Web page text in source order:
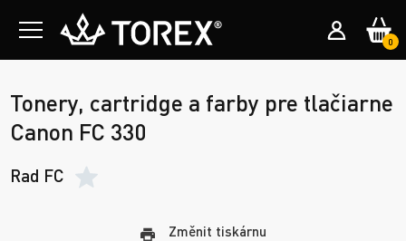
0
Tonery, cartridge a farby pre tlačiarne
Canon FC 330
Rad FC
Změnit tiskárnu